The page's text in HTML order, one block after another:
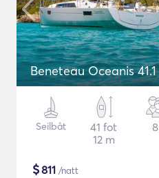
Beneteau Oceanis 41.1
Seilbåt
41 fot
12 m
8
$811 /natt